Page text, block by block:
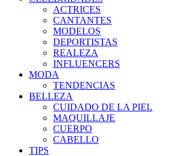
ACTRICES
CANTANTES
MODELOS
DEPORTISTAS
REALEZA
INFLUENCERS
MODA
TENDENCIAS
BELLEZA
CUIDADO DE LA PIEL
MAQUILLAJE
CUERPO
CABELLO
TIPS